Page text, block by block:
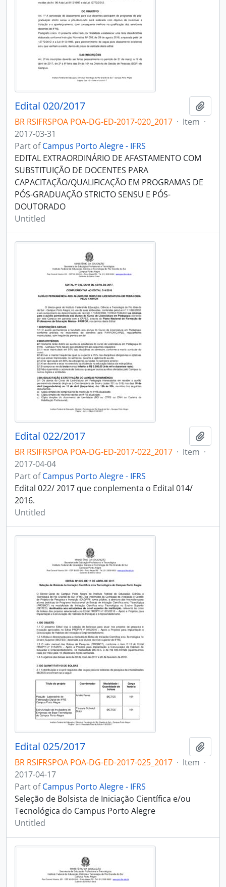
Edital 020/2017
BR RSIFRSPOA POA-DG-ED-2017-020_2017 · Item ·
2017-03-31
Part ofCampus Porto Alegre - IFRS
EDITAL EXTRAORDINÁRIO DE AFASTAMENTO COM
SUBSTITUIÇÃO DE DOCENTES PARA
CAPACITAÇÃO/QUALIFICAÇÃO EM PROGRAMAS DE
PÓS-GRADUAÇÃO STRICTO SENSU E PÓS-
DOUTORADO
Untitled
Edital 022/2017
BR RSIFRSPOA POA-DG-ED-2017-022_2017 · Item ·
2017-04-04
Part ofCampus Porto Alegre - IFRS
Edital 022/ 2017 que conplementa o Edital 014/
2016.
Untitled
Edital 025/2017
BR RSIFRSPOA POA-DG-ED-2017-025_2017 · Item ·
2017-04-17
Part ofCampus Porto Alegre - IFRS
Seleção de Bolsista de Iniciação Científica e/ou
Tecnológica do Campus Porto Alegre
Untitled